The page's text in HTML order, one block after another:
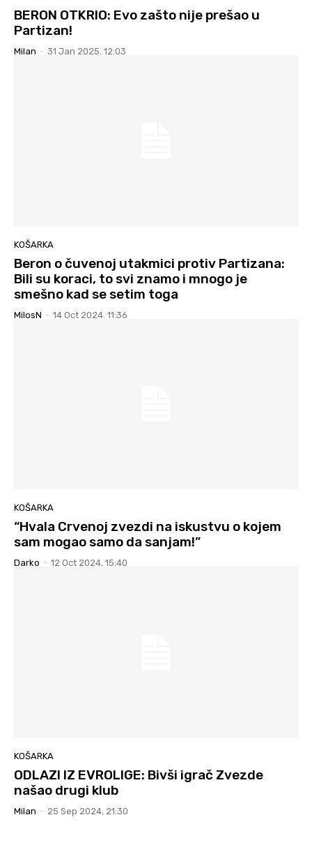
BERON OTKRIO: Evo zašto nije prešao u
Partizan!
Milan - 31 Jan 2025. 12:03
KOŠARKA
Beron o čuvenoj utakmici protiv Partizana:
Bili su koraci, to svi znamo i mnogo je
smešno kad se setim toga
MilosN - 14 Oct 2024. 11:36
KOŠARKA
“Hvala Crvenoj zvezdi na iskustvu o kojem
sam mogao samo da sanjam!”
Darko - 12 Oct 2024. 15:40
KOŠARKA
ODLAZI IZ EVROLIGE: Bivši igrač Zvezde
našao drugi klub
Milan - 25 Sep 2024. 21:30